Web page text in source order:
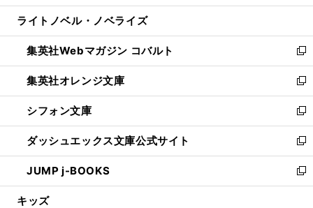
開
ウ
開
く
ン
ウ
で
開
く
ウ
ン
ド
ウ
で
開
く
し
ウ
ィ
ン
ド
ウ
で
開
く
ライトノベル・ノベライズ
集英社Webマガジン コバルト
新
し
い
ウ
ィ
ン
ド
ウ
で
開
集英社オレンジ文庫
新
し
い
ウ
ィ
ン
ド
ウ
シフォン文庫
新
し
い
ウ
ィ
ン
ダッシュエックス文庫公式サイト
新
し
い
ウ
JUMP j-BOOKS
新
し
キッズ